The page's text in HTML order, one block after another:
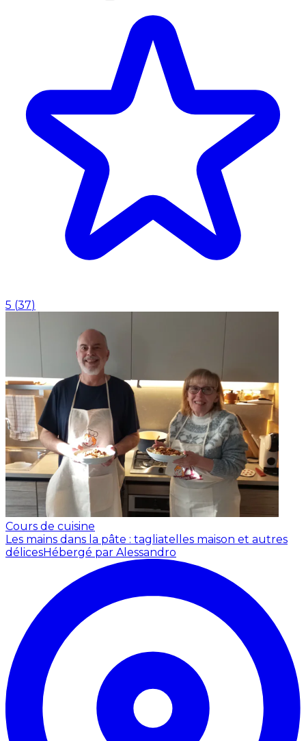
5 (37)
Cours de cuisine
Les mains dans la pâte : tagliatelles maison et autres
délicesHébergé par Alessandro